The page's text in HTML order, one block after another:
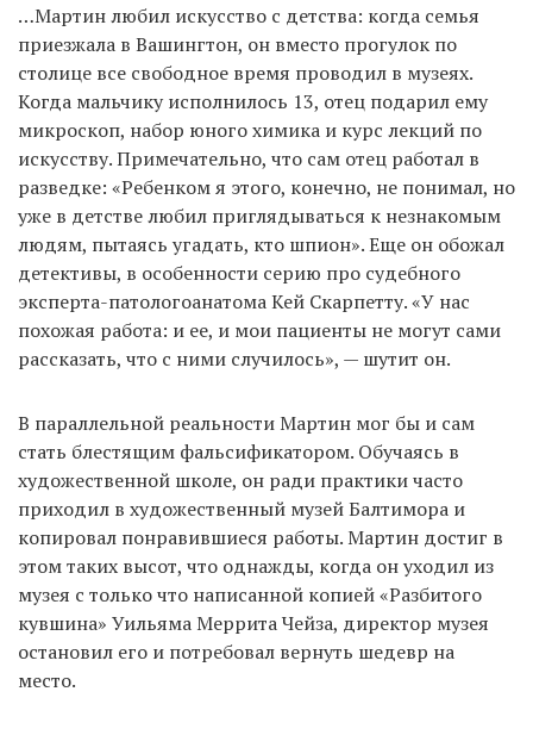
…Мартин любил искусство с детства: когда семья
приезжала в Вашингтон, он вместо прогулок по
столице все свободное время проводил в музеях.
Когда мальчику исполнилось 13, отец подарил ему
микроскоп, набор юного химика и курс лекций по
искусству. Примечательно, что сам отец работал в
разведке: «Ребенком я этого, конечно, не понимал, но
уже в детстве любил приглядываться к незнакомым
людям, пытаясь угадать, кто шпион». Еще он обожал
детективы, в особенности серию про судебного
эксперта-патологоанатома Кей Скарпетту. «У нас
похожая работа: и ее, и мои пациенты не могут сами
рассказать, что с ними случилось», — шутит он.
В параллельной реальности Мартин мог бы и сам
стать блестящим фальсификатором. Обучаясь в
художественной школе, он ради практики часто
приходил в художественный музей Балтимора и
копировал понравившиеся работы. Мартин достиг в
этом таких высот, что однажды, когда он уходил из
музея с только что написанной копией «Разбитого
кувшина» Уильяма Меррита Чейза, директор музея
остановил его и потребовал вернуть шедевр на
место.